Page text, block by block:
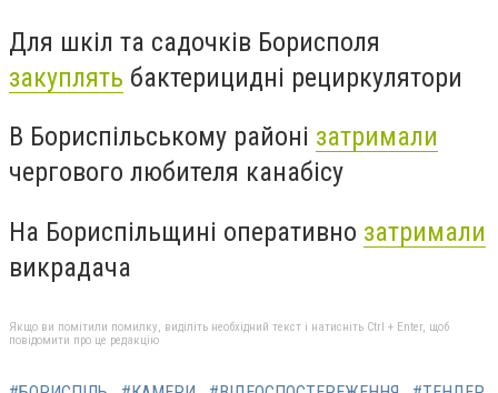
Для шкіл та садочків Борисполя
закуплять бактерицидні рециркулятори
В Бориспільському районі затримали
чергового любителя канабісу
На Бориспільщині оперативно затримали
викрадача
Якщо ви помітили помилку, виділіть необхідний текст і натисніть Ctrl + Enter, щоб
повідомити про це редакцію